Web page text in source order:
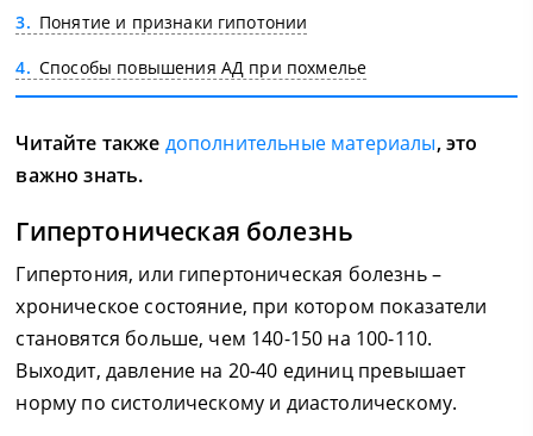
3
Понятие и признаки гипотонии
4
Способы повышения АД при похмелье
Читайте также дополнительные материалы, это
важно знать.
Гипертоническая болезнь
Гипертония, или гипертоническая болезнь –
хроническое состояние, при котором показатели
становятся больше, чем 140-150 на 100-110.
Выходит, давление на 20-40 единиц превышает
норму по систолическому и диастолическому.